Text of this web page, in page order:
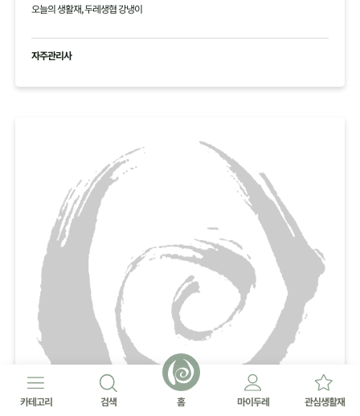
오늘의 생활재, 두레생협 강냉이
자주관리사
카테고리 검색 홈 마이두레 관심생활재